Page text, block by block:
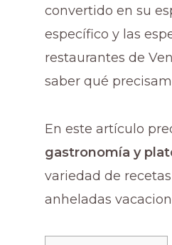
convertido en su
específico y las
restaurantes de
saber qué
En este artículo
gastronomía y
variedad de
anheladas